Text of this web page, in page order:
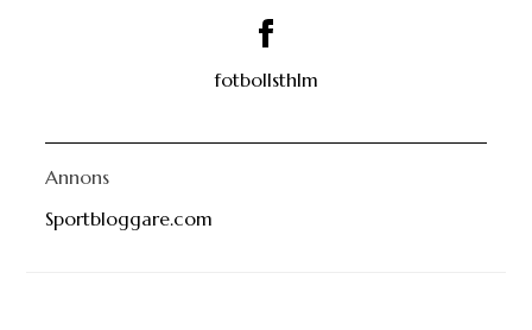
fotbollsthlm
Annons
Sportbloggare.com